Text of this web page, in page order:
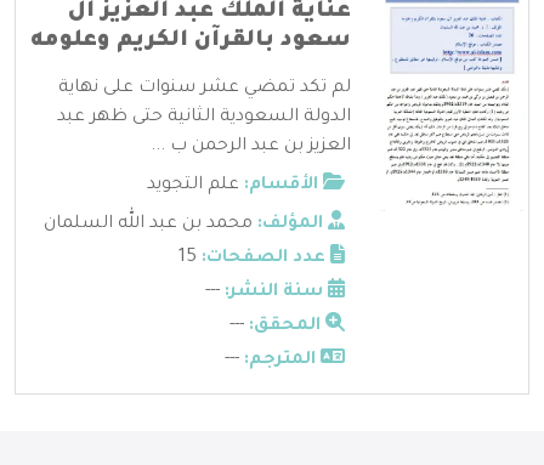
عناية الملك عبد العزيز آل
سعود بالقرآن الكريم وعلومه
لم تكد تمضي عشر سنوات على نهاية
الدولة السعودية الثانية حتى ظهر عبد
العزيز بن عبد الرحمن ب ...
الأقسام: علم التجويد
المؤلف: محمد بن عبد الله السلمان
عدد الصفحات:
سنة النشر: ---
المحقق: ---
المترجم: ---